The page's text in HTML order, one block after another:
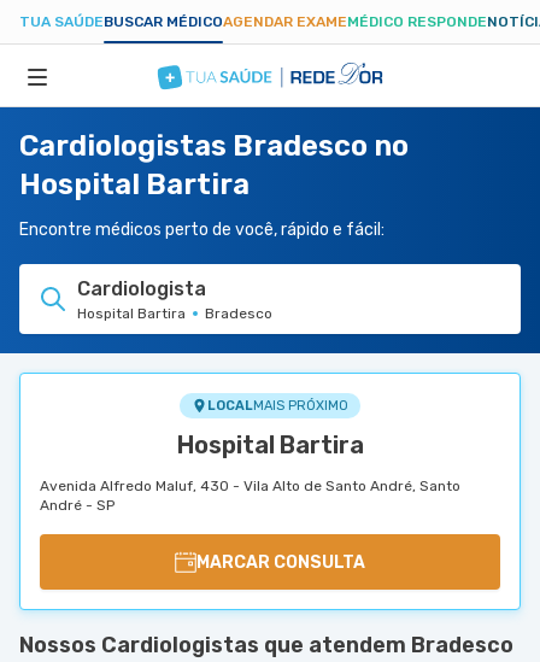
TUA SAÚDEBUSCAR MÉDICOAGENDAR EXAMEMÉDICO RESPONDE
ESPECIALIDADES
HOSPITAIS
TUASAUDE.COM
Cardiologistas Bradesco no
Hospital Bartira
Encontre médicos perto de você, rápido e fácil:
Cardiologista
Hospital Bartira Bradesco
LOCALMAIS PRÓXIMO
Hospital Bartira
Avenida Alfredo Maluf, 430 - Vila Alto de Santo André, Santo
André - SP
MARCAR CONSULTA
Nossos Cardiologistas que atendem Bradesco